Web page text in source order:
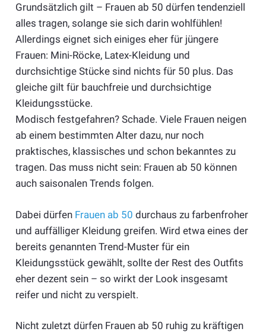
Grundsätzlich gilt – Frauen ab 50 dürfen tendenziell
alles tragen, solange sie sich darin wohlfühlen!
Allerdings eignet sich einiges eher für jüngere
Frauen: Mini-Röcke, Latex-Kleidung und
durchsichtige Stücke sind nichts für 50 plus. Das
gleiche gilt für bauchfreie und durchsichtige
Kleidungsstücke.
Modisch festgefahren? Schade. Viele Frauen neigen
ab einem bestimmten Alter dazu, nur noch
praktisches, klassisches und schon bekanntes zu
tragen. Das muss nicht sein: Frauen ab 50 können
auch saisonalen Trends folgen.
Dabei dürfen Frauen ab 50 durchaus zu farbenfroher
und auffälliger Kleidung greifen. Wird etwa eines der
bereits genannten Trend-Muster für ein
Kleidungsstück gewählt, sollte der Rest des Outfits
eher dezent sein – so wirkt der Look insgesamt
reifer und nicht zu verspielt.
Nicht zuletzt dürfen Frauen ab 50 ruhig zu kräftigen